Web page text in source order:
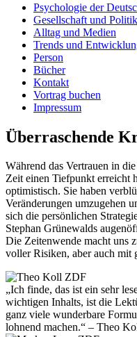
Psychologie der
Gesellschaft und Politik
Alltag und Medien
Trends und
Person
Bücher
Kontakt
Vortrag buchen
Impressum
Überraschende
Während das Vertrauen in
Zeit einen Tiefpunkt erreicht
optimistisch. Sie haben
Veränderungen umzugehen
sich die persönlichen
Stephan Grünewalds
Die Zeitenwende macht uns
voller Risiken, aber auch mit
„Ich finde, das ist ein sehr
wichtigen Inhalts, ist die
ganz viele wunderbare
lohnend machen.“ – Theo